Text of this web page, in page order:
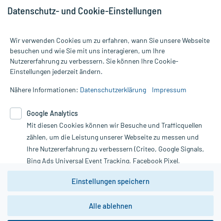
Alle Preise gelten inkl. MwSt., ggf. zzgl. Versandkosten
Informationen auf dieser Website werden ausschließlich für
die Untersuchung und Behandlung durch einen Arzt. Bitte
Therapien eingeleitet werden können. | Diese Webseite benutzt
Google Analytics. Lesen Sie bitte dazu die wichtigen Hinweise in
unserer Datenschutzerklärung. Für den Widerruf einer Bestellung
nutzen Sie das Formular:
Vertrag widerrufen
*Hinweise zu unseren Aktionen und Bewertungen
Datenschutz- und Cookie-Einstellungen
Wir verwenden Cookies um zu erfahren, wann Sie unsere Webseite
besuchen und wie Sie mit uns interagieren, um Ihre
Nutzererfahrung zu verbessern. Sie können Ihre Cookie-
Einstellungen jederzeit ändern.
Nähere Informationen: Datenschutzerklärung Impressum
Google Analytics
Mit diesen Cookies können wir Besuche und Trafficquellen
zählen, um die Leistung unserer Webseite zu messen und
Ihre Nutzererfahrung zu verbessern (Criteo, Google Signals,
Bing Ads Universal Event Tracking, Facebook Pixel,
Youtube-Social Plugin).
Wir weisen darauf hin, dass die
zwingend den Europäischen Anforderungen gem. EU-
DSGVO genügen und ein Datentransfer in Drittstaaten bzw.
Einstellungen speichern
Alle ablehnen